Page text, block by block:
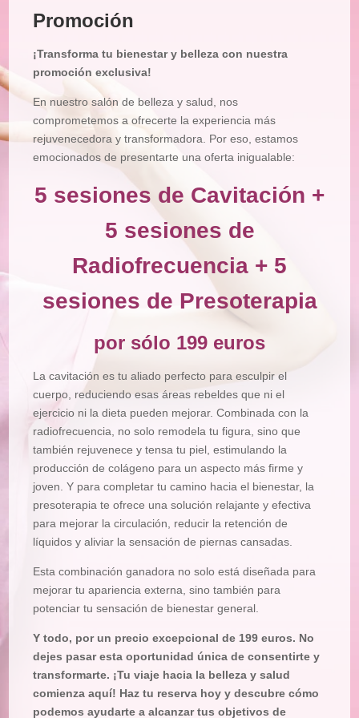
Tratamiento
Depilación
Manicura
yPedicura
Maquillajes
Micropigmentación
Microblading
Pestañas
Peluquería
Promoción
¡Transforma tu bienestar y belleza con nuestra
promoción exclusiva!
En nuestro salón de belleza y salud, nos
comprometemos a ofrecerte la experiencia más
rejuvenecedora y transformadora. Por eso, estamos
emocionados de presentarte una oferta inigualable:
5 sesiones de Cavitación +
5 sesiones de
Radiofrecuencia + 5
sesiones de Presoterapia
por sólo 199 euros
La cavitación es tu aliado perfecto para esculpir el
cuerpo, reduciendo esas áreas rebeldes que ni el
ejercicio ni la dieta pueden mejorar. Combinada con la
radiofrecuencia, no solo remodela tu figura, sino que
también rejuvenece y tensa tu piel, estimulando la
producción de colágeno para un aspecto más firme y
joven. Y para completar tu camino hacia el bienestar, la
presoterapia te ofrece una solución relajante y efectiva
para mejorar la circulación, reducir la retención de
líquidos y aliviar la sensación de piernas cansadas.
Esta combinación ganadora no solo está diseñada para
mejorar tu apariencia externa, sino también para
potenciar tu sensación de bienestar general.
Y todo, por un precio excepcional de 199 euros. No
dejes pasar esta oportunidad única de consentirte y
transformarte. ¡Tu viaje hacia la belleza y salud
comienza aquí! Haz tu reserva hoy y descubre cómo
podemos ayudarte a alcanzar tus objetivos de